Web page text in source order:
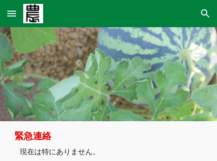
Skip to main content Skip to navigation
緊急連絡
現在は特にありません。